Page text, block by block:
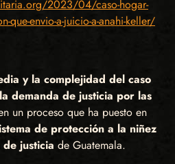
2023/04/caso-hogar-
que-envio-a-juicio-a-anahi-keller/
y la complejidad del caso
demanda de justicia por las
un proceso que ha puesto en
de protección a la niñez
justicia de Guatemala.